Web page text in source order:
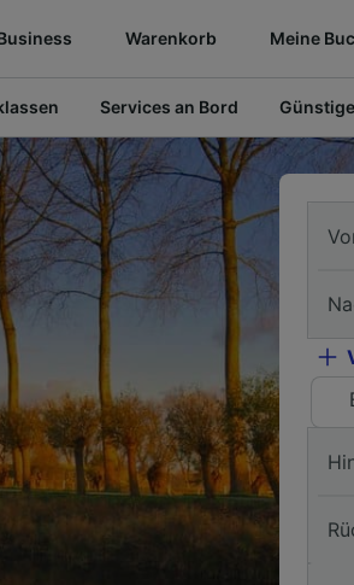
Warenkorb Meine
Services an Bord